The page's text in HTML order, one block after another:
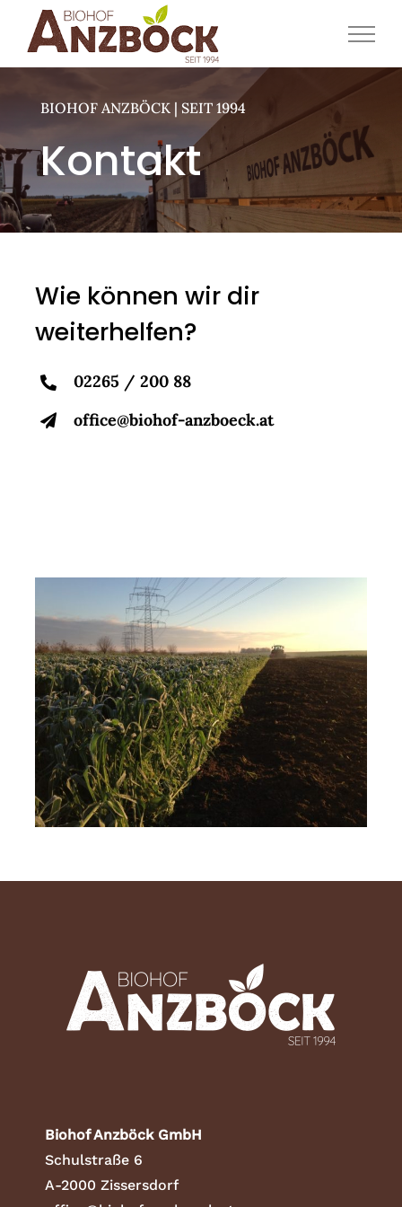
Inhalt
BIOHOF ANZBÖCK | SEIT 1994
Kontakt
Wie können wir dir
weiterhelfen?
02265 / 200 88
office@biohof-anzboeck.at
Biohof Anzböck GmbH
Schulstraße 6
A-2000 Zissersdorf